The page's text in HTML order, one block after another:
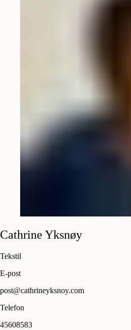
Cathrine Yksnøy
Tekstil
E-post
post@cathrineyksnoy.com
Telefon
45608583